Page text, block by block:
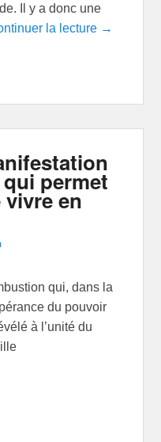
Il y a donc une
la lecture →
permet
en
qui, dans la
du pouvoir
à l’unité du